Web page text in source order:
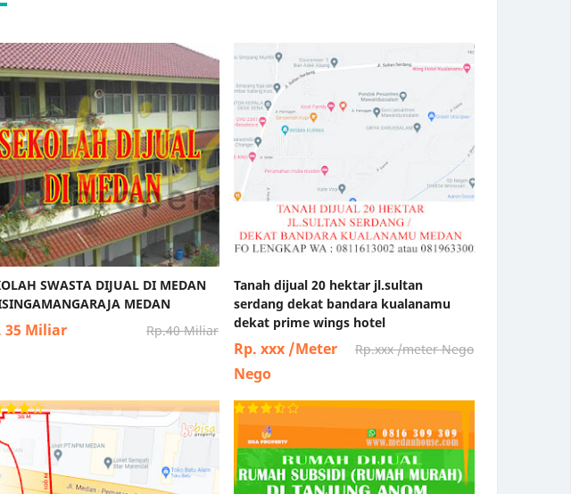
SWASTA DIJUAL DI MEDAN
MEDAN
Rp.40 Miliar
35 Miliar
Tanah dijual 20 hektar jl.sultan
serdang dekat bandara kualanamu
dekat prime wings hotel
Rp.xxx /meter Nego
Rp. xxx /Meter
Nego